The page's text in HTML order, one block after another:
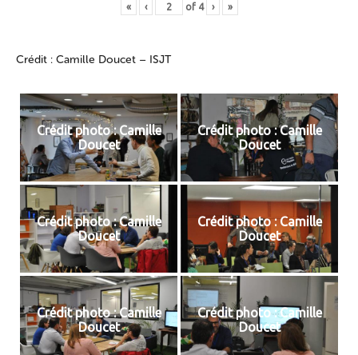
« ‹ of 4 › »
Crédit : Camille Doucet – ISJT
Crédit photo : Camille
Doucet
Crédit photo : Camille
Doucet
Crédit photo : Camille
Doucet
Crédit photo : Camille
Doucet
Crédit photo : Camille
Doucet
Crédit photo : Camille
Doucet